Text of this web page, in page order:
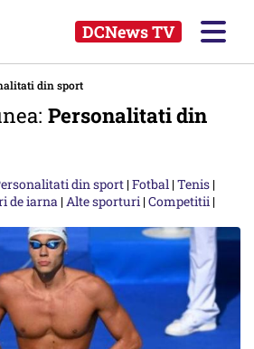
DCNews TV
din sport
Personalitati din
din sport |Fotbal |Tenis |
de iarna |Alte sporturi |Competitii |